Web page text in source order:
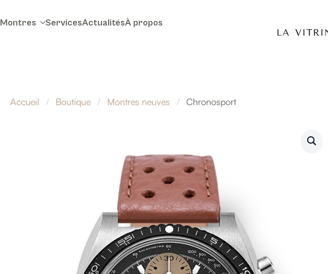
Montres ServicesActualitésÀ propos
Accueil Boutique Montres neuves Chronosport